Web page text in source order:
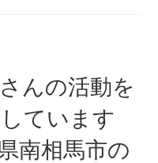
んの活動を
ています
南相馬市の